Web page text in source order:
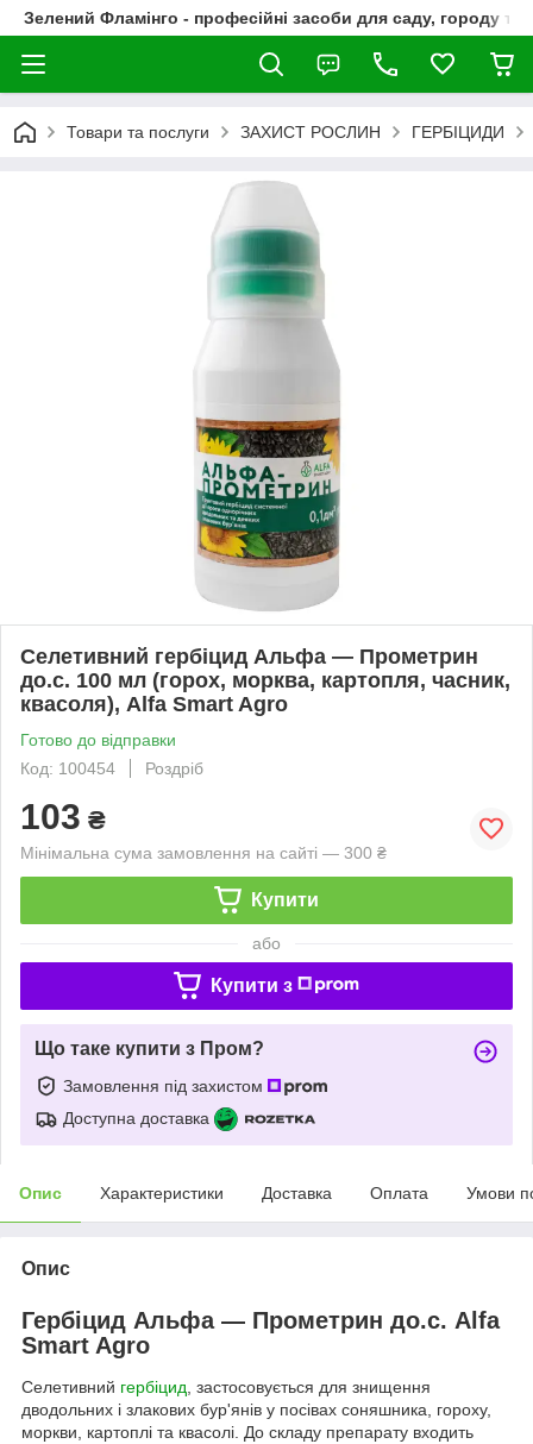
Зелений Фламінго - професійні засоби для саду, городу та
Товари та послуги ЗАХИСТ РОСЛИН ГЕРБІЦИДИ
Селетивний гербіцид Альфа — Прометрин
до.с. 100 мл (горох, морква, картопля, часник,
квасоля), Alfa Smart Agro
Готово до відправки
Код: 100454
Роздріб
103 ₴
Мінімальна сума замовлення на сайті — 300 ₴
Купити
або
Купити з
Що таке купити з Пром?
Замовлення під захистом
Доступна доставка
Опис Характеристики Доставка Оплата Умови
Опис
Гербіцид Альфа — Прометрин до.с. Alfa
Smart Agro
Селетивний гербіцид, застосовується для знищення
дводольних і злакових бур'янів у посівах соняшника, гороху,
моркви, картоплі та квасолі. До складу препарату входить